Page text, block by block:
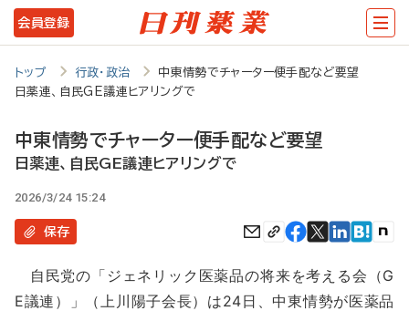
メ
イ
ツ
に
動
会員登録
トップ 行政・政治
中東情勢でチャーター便手配など要望
日薬連、自民GE議連ヒアリングで
中東情勢でチャーター便手配など要望
日薬連、自民GE議連ヒアリングで
2026/3/24 15:24
保存
自民党の「ジェネリック医薬品の将来を考える会（G
E議連）」（上川陽子会長）は24日、中東情勢が医薬品